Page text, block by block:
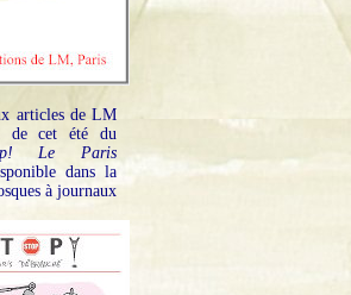
articles de LM
de cet été du
Le Paris
dans la
à journaux